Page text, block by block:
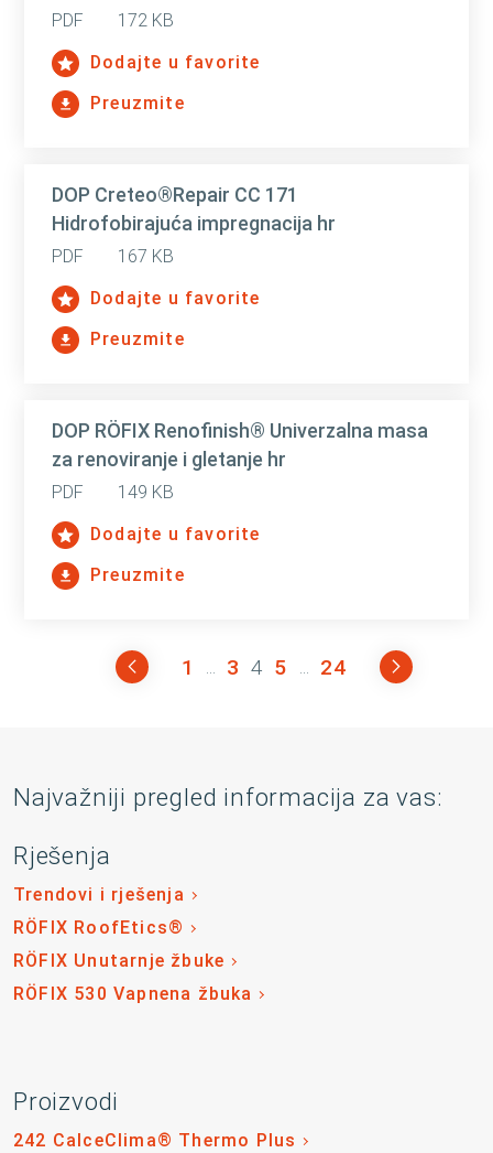
PDF
172 KB
Dodajte u favorite
Preuzmite
DOP Creteo®Repair CC 171
Hidrofobirajuća impregnacija hr
PDF
167 KB
Dodajte u favorite
Preuzmite
DOP RÖFIX Renofinish® Univerzalna masa
za renoviranje i gletanje hr
PDF
149 KB
Dodajte u favorite
Preuzmite
1 ... 3 4 5 ... 24
Najvažniji pregled informacija za vas:
Rješenja
Trendovi i rješenja
RÖFIX RoofEtics®
RÖFIX Unutarnje žbuke
RÖFIX 530 Vapnena žbuka
Proizvodi
242 CalceClima® Thermo Plus